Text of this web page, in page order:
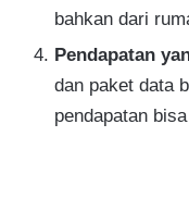
bahkan dari
Pendapatan
dan paket data
pendapatan